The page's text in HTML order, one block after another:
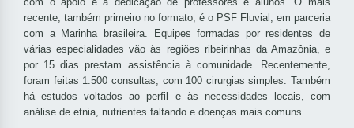
recente, também primeiro no formato, é o PSF Fluvial, em parceria
com a Marinha brasileira. Equipes formadas por residentes de
várias especialidades vão às regiões ribeirinhas da Amazônia, e
por 15 dias prestam assistência à comunidade. Recentemente,
foram feitas 1.500 consultas, com 100 cirurgias simples. Também
há estudos voltados ao perfil e às necessidades locais, com
análise de etnia, nutrientes faltando e doenças mais comuns.